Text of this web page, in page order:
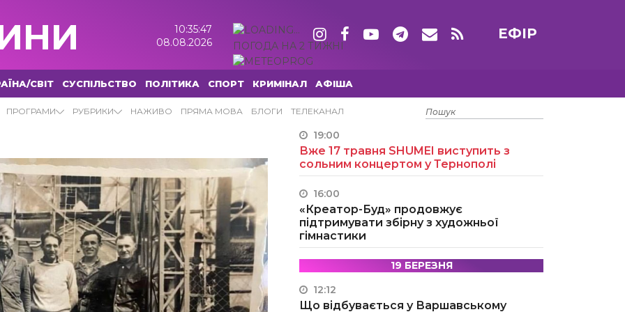
10:35:48
08.08.2026
ПОГОДА НА 2 ТИЖНІ
ЕФІР
СВІТ СУСПІЛЬСТВО ПОЛІТИКА СПОРТ КРИМІНАЛ АФІША
ПРОГРАМИ РУБРИКИ НАЖИВО ПРЯМА МОВА БЛОГИ ТЕЛЕКАНАЛ
15 ТРАВНЯ
19:00
Вже 17 травня SHUMEI виступить з
сольним концертом у Тернополі
16:00
«Креатор-Буд» продовжує
підтримувати збірну з художньої
гімнастики
19 БЕРЕЗНЯ
12:12
Що відбувається у Варшавському